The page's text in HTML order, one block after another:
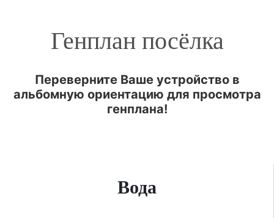
Генплан посёлка
Переверните Ваше устройство в
альбомную ориентацию для просмотра
генплана!
Вода